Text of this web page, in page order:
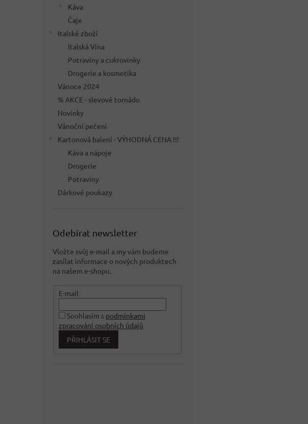
Káva
Čaje
Italské zboží
Italská Vína
Potraviny a cukrovinky
Drogerie a kosmetika
Vánoce 2024
% AKCE - slevové tornádo
Novinky
Vánoční pečení
Kartonová balení - VÝHODNÁ CENA !!!
Káva a nápoje
Drogerie
Potraviny
Dárkové poukazy
Odebírat newsletter
Vložte svůj e-mail a my vám budeme
zasílat informace o nových produktech
na našem e-shopu.
E-mail
Souhlasím s podmínkami
zpracování osobních údajů
PŘIHLÁSIT SE